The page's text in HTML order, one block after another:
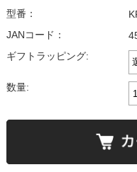
型番：
JANコード：
ギフトラッピング:
数量: